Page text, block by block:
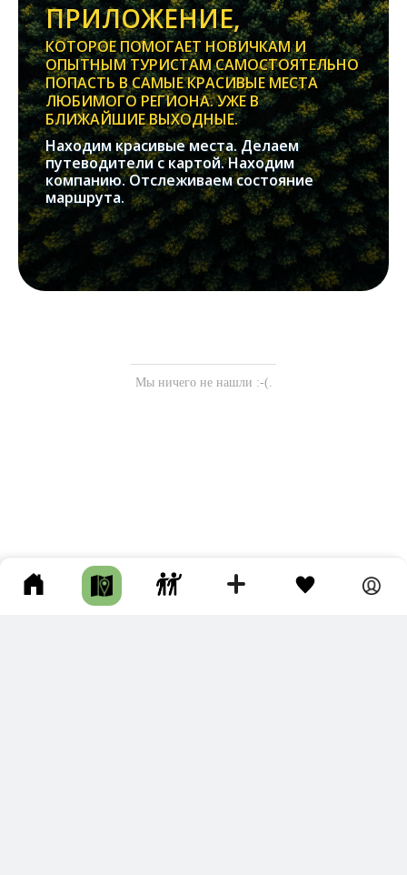
ПРИЛОЖЕНИЕ,
КОТОРОЕ ПОМОГАЕТ НОВИЧКАМ И
ОПЫТНЫМ ТУРИСТАМ САМОСТОЯТЕЛЬНО
ПОПАСТЬ В САМЫЕ КРАСИВЫЕ МЕСТА
ЛЮБИМОГО РЕГИОНА. УЖЕ В
БЛИЖАЙШИЕ ВЫХОДНЫЕ.
Находим красивые места. Делаем
путеводители с картой. Находим
компанию. Отслеживаем состояние
маршрута.
Мы ничего не нашли :-(.